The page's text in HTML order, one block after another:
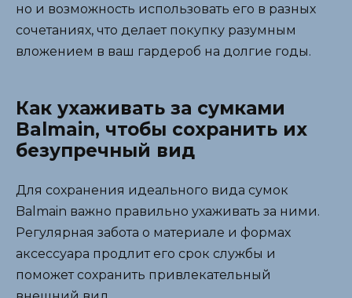
но и возможность использовать его в разных
сочетаниях, что делает покупку разумным
вложением в ваш гардероб на долгие годы.
Как ухаживать за сумками
Balmain, чтобы сохранить их
безупречный вид
Для сохранения идеального вида сумок
Balmain важно правильно ухаживать за ними.
Регулярная забота о материале и формах
аксессуара продлит его срок службы и
поможет сохранить привлекательный